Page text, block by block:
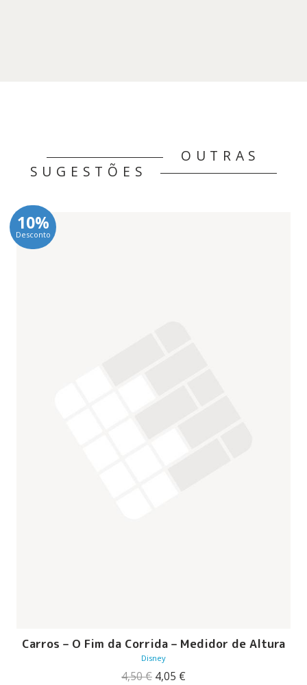
OUTRAS
SUGESTÕES
10%
Desconto
Carros – O Fim da Corrida – Medidor de Altura
Disney
4,50€ O
4,05 €